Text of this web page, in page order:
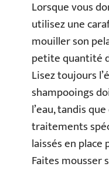
Lorsque vous
utilisez une
mouiller son
petite quantité
Lisez toujours
shampooings
l’eau, tandis
traitements
laissés en
Faites mousser